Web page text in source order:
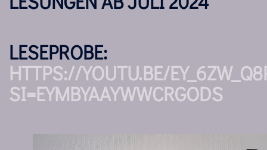
LESEPROBE:
HTTPS://YOUTU.BE/
SI=EYMBYAAYWWCRGODS